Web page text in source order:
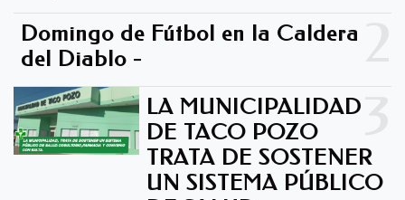
Domingo de Fútbol en la Caldera
del Diablo -
LA MUNICIPALIDAD
DE TACO POZO
TRATA DE SOSTENER
UN SISTEMA PÚBLICO